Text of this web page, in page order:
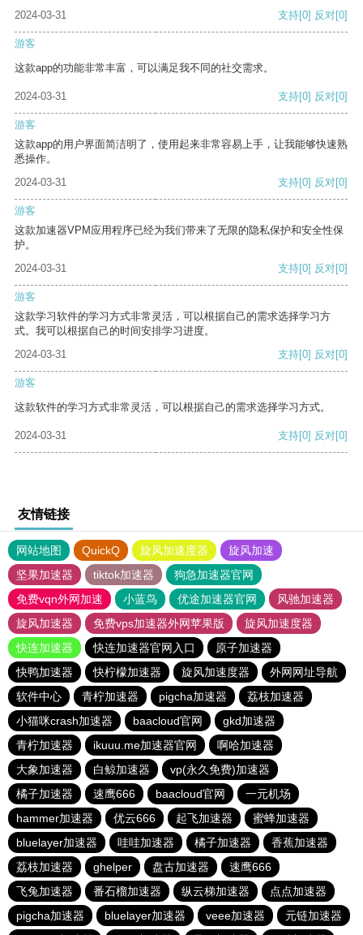
2024-03-31
支持[0] 反对[0]
游客
这款app的功能非常丰富，可以满足我不同的社交需求。
2024-03-31 支持[0] 反对[0]
游客
这款app的用户界面简洁明了，使用起来非常容易上手，让我能够快速熟
悉操作。
2024-03-31
支持[0] 反对[0]
游客
这款加速器VPM应用程序已经为我们带来了无限的隐私保护和安全性保
护。
2024-03-31
支持[0] 反对[0]
游客
这款学习软件的学习方式非常灵活，可以根据自己的需求选择学习方
式。我可以根据自己的时间安排学习进度。
2024-03-31
支持[0] 反对[0]
游客
这款软件的学习方式非常灵活，可以根据自己的需求选择学习方式。
2024-03-31 支持[0] 反对[0]
友情链接
网站地图 QuickQ 旋风加速度器
旋风加速
坚果加速器
tiktok加速器
狗急加速器官网
免费vqn外网加速
小蓝鸟 优途加速器官网
风驰加速器
旋风加速器
免费vps加速器外网苹果版
旋风加速度器
快连加速器
快连加速器官网入口
原子加速器
快鸭加速器
快柠檬加速器 旋风加速度器
外网网址导航
软件中心
青柠加速器 pigcha加速器
荔枝加速器
小猫咪crash加速器
baacloud官网
gkd加速器
青柠加速器
ikuuu.me加速器官网
啊哈加速器
大象加速器
白鲸加速器
vp(永久免费)加速器
橘子加速器
速鹰666 baacloud官网
一元机场
hammer加速器
优云666 起飞加速器
蜜蜂加速器
bluelayer加速器
哇哇加速器 橘子加速器
香蕉加速器
荔枝加速器
ghelper 盘古加速器
速鹰666
飞兔加速器
番石榴加速器 纵云梯加速器
点点加速器
pigcha加速器
bluelayer加速器 veee加速器
元链加速器